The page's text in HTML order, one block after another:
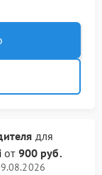
для
от 900 руб.